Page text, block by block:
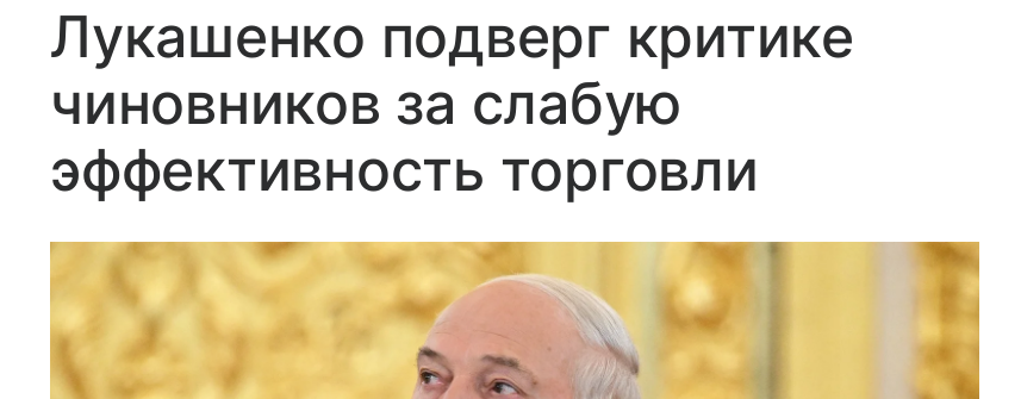
Лукашенко подверг критике
чиновников за слабую
эффективность торговли